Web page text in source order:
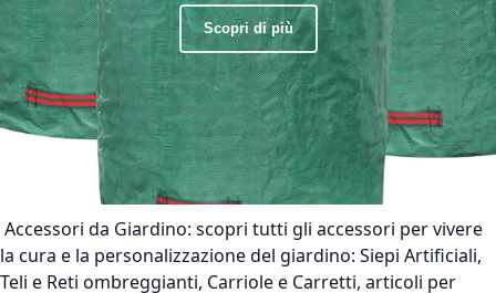
Scopri di più
Accessori da Giardino: scopri tutti gli accessori per vivere
la cura e la personalizzazione del giardino: Siepi Artificiali,
Teli e Reti ombreggianti, Carriole e Carretti, articoli per